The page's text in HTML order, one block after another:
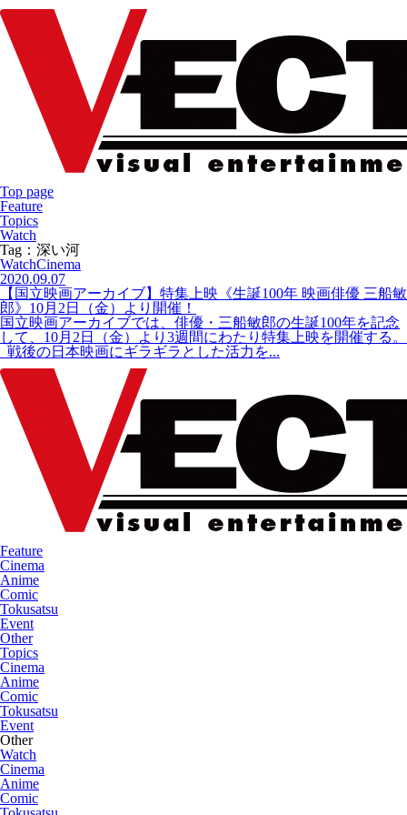
Top page
Feature
Topics
Watch
Tag：深い河
WatchCinema
2020.09.07
【国立映画アーカイブ】特集上映《生誕100年 映画俳優 三船敏
郎》10月2日（金）より開催！
国立映画アーカイブでは、俳優・三船敏郎の生誕100年を記念
して、10月2日（金）より3週間にわたり特集上映を開催する。
戦後の日本映画にギラギラとした活力を...
Feature
Cinema
Anime
Comic
Tokusatsu
Event
Other
Topics
Cinema
Anime
Comic
Tokusatsu
Event
Other
Watch
Cinema
Anime
Comic